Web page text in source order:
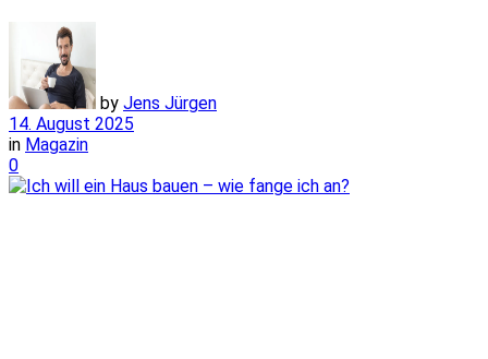
by Jens Jürgen
14. August 2025
in Magazin
0